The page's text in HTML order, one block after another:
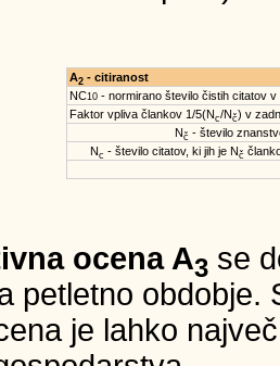
A2- citiranost
NC10- normirano število čistih citatov v
Faktor vpliva člankov 1/5(Nc/Nč) v
Nč - število
Nc - število citatov, ki jih je Nč
ocena A3 se
petletno obdobje.
je lahko